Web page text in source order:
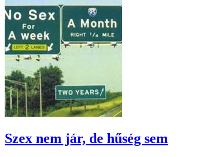
Szex nem jár, de hűség sem